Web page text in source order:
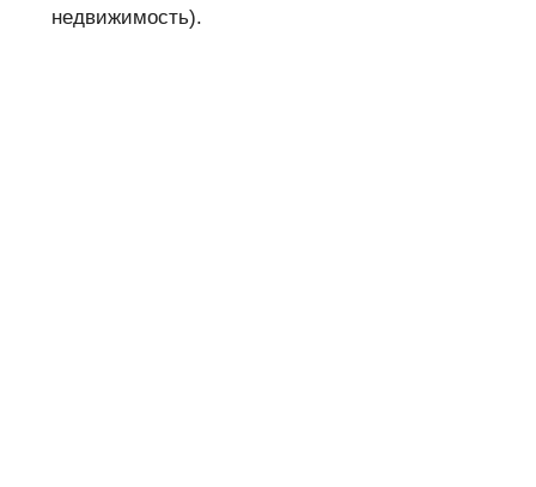
недвижимость).